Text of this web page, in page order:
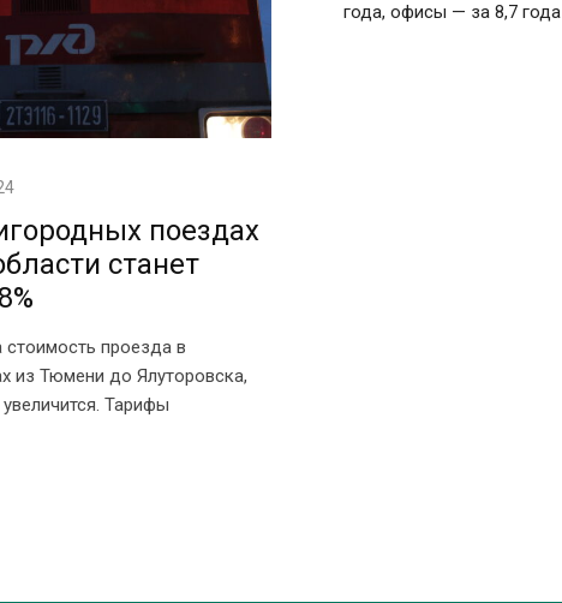
поездах
станет
стоимость проезда в
из Тюмени до Ялуторовска,
Тарифы
года, офисы — за 8,7 года